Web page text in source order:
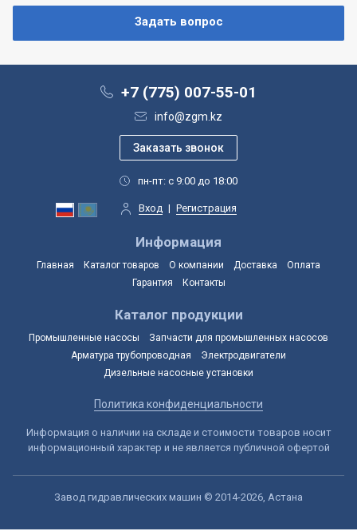
+7 (775) 007-55-01
info@zgm.kz
пн-пт: с 9:00 до 18:00
Вход | Регистрация
Информация
Главная Каталог товаров О компании Доставка
Оплата
Гарантия
Контакты
Каталог продукции
Промышленные насосы
Запчасти для промышленных насосов
Арматура трубопроводная
Электродвигатели
Дизельные насосные установки
Политика конфиденциальности
Информация о наличии на складе и стоимости товаров носит
информационный характер и не является публичной офертой
Завод гидравлических машин © 2014-2026, Астана